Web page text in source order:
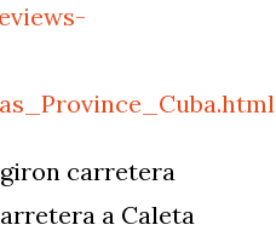
carretera
a Caleta